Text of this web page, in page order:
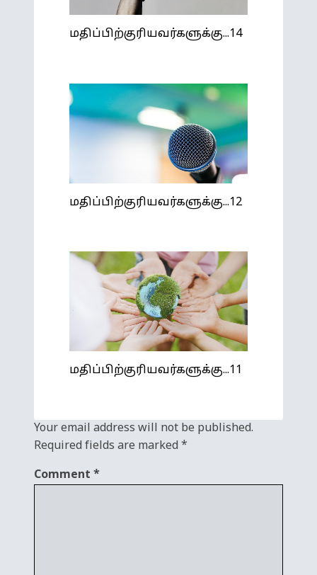
மதிப்பிற்குரியவர்களுக்கு...14
மதிப்பிற்குரியவர்களுக்கு...12
மதிப்பிற்குரியவர்களுக்கு...11
Your email address will not be published.
Required fields are marked *
Comment *